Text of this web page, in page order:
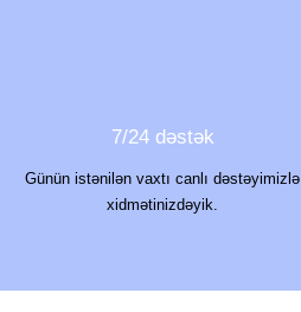
7/24 dəstək
Günün istənilən vaxtı canlı dəstəyimizlə
xidmətinizdəyik.